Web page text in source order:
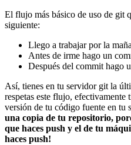
El flujo más básico de uso de git
siguiente:
Llego a trabajar por la
Antes de irme hago un
Después del commit hago
Así, tienes en tu servidor git la
respetas este flujo, efectivamente
versión de tu código fuente en tu
una copia de tu repositorio,
que haces push y el de tu
haces push!